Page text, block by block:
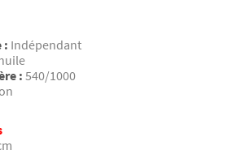
: Indépendant
: 540/1000